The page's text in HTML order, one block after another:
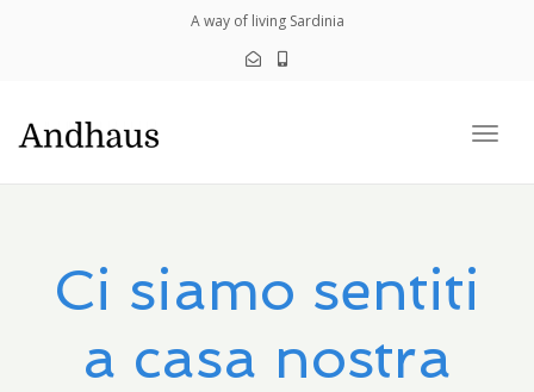
A way of living Sardinia
Ci siamo sentiti
a casa nostra